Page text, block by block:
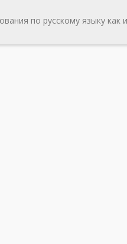
по русскому языку как